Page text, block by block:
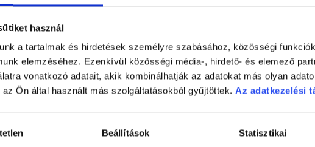
használ
a tartalmak és hirdetések személyre szabásához, közösségi
elemzéséhez. Ezenkívül közösségi média-, hirdető- és elemező
vonatkozó adatait, akik kombinálhatják az adatokat más olyan
Ön által használt más szolgáltatásokból gyűjtöttek. Az adatkezelési
Beállítások Statisztikai